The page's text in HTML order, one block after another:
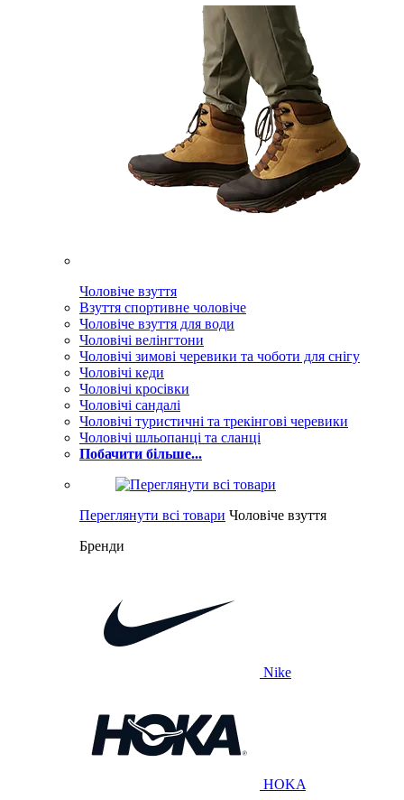
Чоловіче взуття
Взуття спортивне чоловіче
Чоловіче взуття для води
Чоловічі велінгтони
Чоловічі зимові черевики та чоботи для снігу
Чоловічі кеди
Чоловічі кросівки
Чоловічі сандалі
Чоловічі туристичні та трекінгові черевики
Чоловічі шльопанці та сланці
Побачити більше...
Переглянути всі товари Чоловіче взуття
Бренди
Nike
HOKA